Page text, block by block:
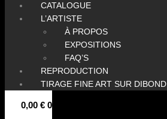
CATALOGUE
L’ARTISTE
À PROPOS
EXPOSITIONS
FAQ’S
REPRODUCTION
TIRAGE FINE ART SUR DIBOND
0,00 € 0